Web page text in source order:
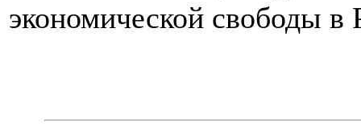
экономической свободы в